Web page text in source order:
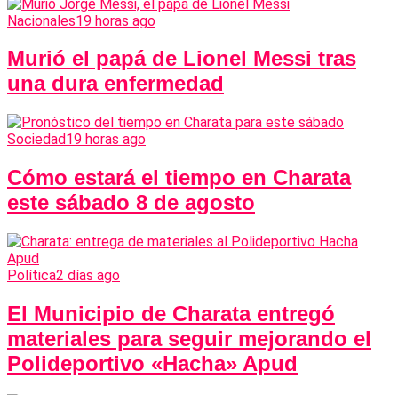
Nacionales19 horas ago
Murió el papá de Lionel Messi tras
una dura enfermedad
Sociedad19 horas ago
Cómo estará el tiempo en Charata
este sábado 8 de agosto
Política2 días ago
El Municipio de Charata entregó
materiales para seguir mejorando el
Polideportivo «Hacha» Apud